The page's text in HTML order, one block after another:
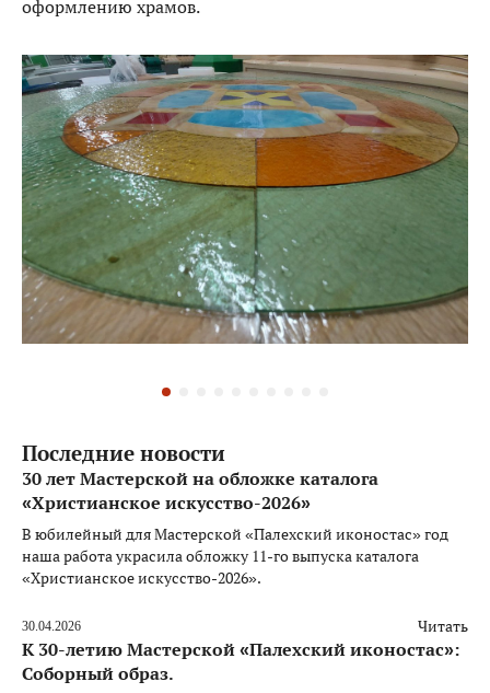
оформлению храмов.
Последние новости
30 лет Мастерской на обложке каталога
«Христианское искусство-2026»
В юбилейный для Мастерской «Палехский иконостас» год
наша работа украсила обложку 11-го выпуска каталога
«Христианское искусство-2026».
30.04.2026 Читать
К 30-летию Мастерской «Палехский иконостас»:
Соборный образ.